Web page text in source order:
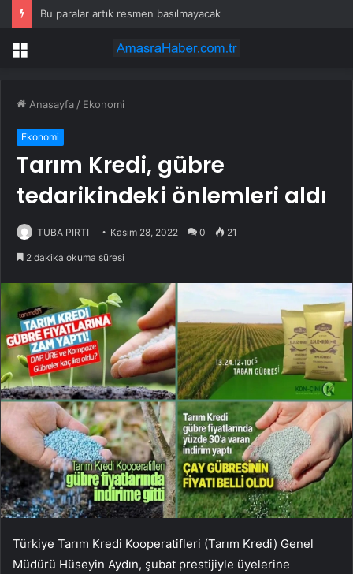
Bu paralar artık resmen basılmayacak
Menü
Anasayfa / Ekonomi
Ekonomi
Tarım Kredi, gübre
tedarikindeki önlemleri aldı
TUBA PIRTI Kasım 28, 2022 0 21
2 dakika okuma süresi
Türkiye Tarım Kredi Kooperatifleri (Tarım Kredi) Genel
Müdürü Hüseyin Aydın, şubat prestijiyle üyelerine